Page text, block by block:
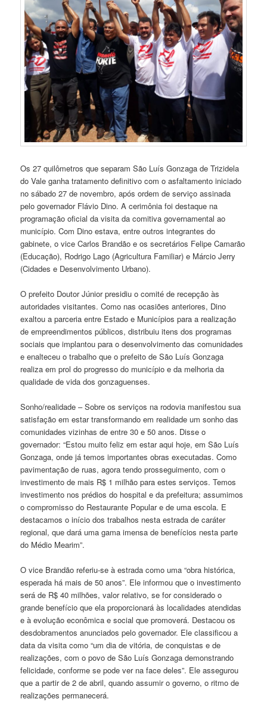
Os 27 quilômetros que separam São Luís Gonzaga de Trizidela
do Vale ganha tratamento definitivo com o asfaltamento iniciado
no sábado 27 de novembro, após ordem de serviço assinada
pelo governador Flávio Dino. A cerimônia foi destaque na
programação oficial da visita da comitiva governamental ao
município. Com Dino estava, entre outros integrantes do
gabinete, o vice Carlos Brandão e os secretários Felipe Camarão
(Educação), Rodrigo Lago (Agricultura Familiar) e Márcio Jerry
(Cidades e Desenvolvimento Urbano).
O prefeito Doutor Júnior presidiu o comité de recepção às
autoridades visitantes. Como nas ocasiões anteriores, Dino
exaltou a parceria entre Estado e Municípios para a realização
de empreendimentos públicos, distribuiu itens dos programas
sociais que implantou para o desenvolvimento das comunidades
e enalteceu o trabalho que o prefeito de São Luís Gonzaga
realiza em prol do progresso do município e da melhoria da
qualidade de vida dos gonzaguenses.
Sonho/realidade – Sobre os serviços na rodovia manifestou sua
satisfação em estar transformando em realidade um sonho das
comunidades vizinhas de entre 30 e 50 anos. Disse o
governador: “Estou muito feliz em estar aqui hoje, em São Luís
Gonzaga, onde já temos importantes obras executadas. Como
pavimentação de ruas, agora tendo prosseguimento, com o
investimento de mais R$ 1 milhão para estes serviços. Temos
investimento nos prédios do hospital e da prefeitura; assumimos
o compromisso do Restaurante Popular e de uma escola. E
destacamos o início dos trabalhos nesta estrada de caráter
regional, que dará uma gama imensa de benefícios nesta parte
do Médio Mearim”.
O vice Brandão referiu-se à estrada como uma “obra histórica,
esperada há mais de 50 anos”. Ele informou que o investimento
será de R$ 40 milhões, valor relativo, se for considerado o
grande benefício que ela proporcionará às localidades atendidas
e à evolução econômica e social que promoverá. Destacou os
desdobramentos anunciados pelo governador. Ele classificou a
data da visita como “um dia de vitória, de conquistas e de
realizações, com o povo de São Luís Gonzaga demonstrando
felicidade, conforme se pode ver na face deles”. Ele assegurou
que a partir de 2 de abril, quando assumir o governo, o ritmo de
realizações permanecerá.